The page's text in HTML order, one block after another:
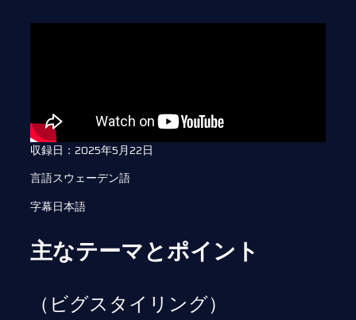
収録日：2025年5月22日
言語スウェーデン語
字幕日本語
主なテーマとポイント
（ビグスタイリング）